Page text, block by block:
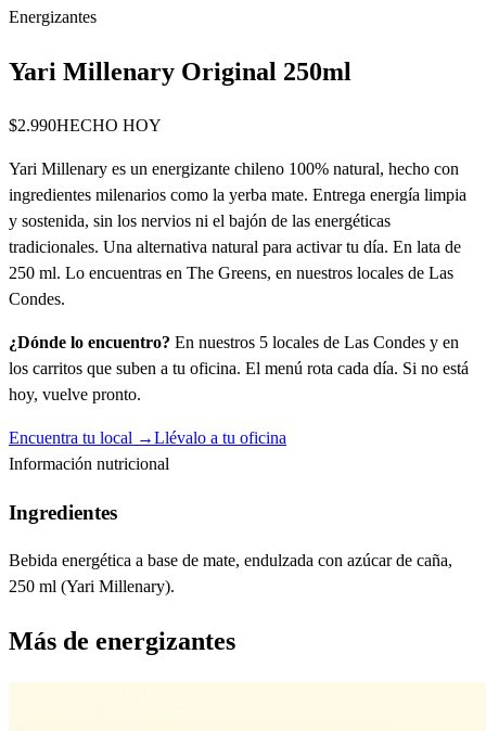
Energizantes
Yari Millenary Original 250ml
$2.990HECHO HOY
Yari Millenary es un energizante chileno 100% natural, hecho con
ingredientes milenarios como la yerba mate. Entrega energía limpia
y sostenida, sin los nervios ni el bajón de las energéticas
tradicionales. Una alternativa natural para activar tu día. En lata de
250 ml. Lo encuentras en The Greens, en nuestros locales de Las
Condes.
¿Dónde lo encuentro? En nuestros 5 locales de Las Condes y en
los carritos que suben a tu oficina. El menú rota cada día. Si no está
hoy, vuelve pronto.
Encuentra tu local →Llévalo a tu oficina
Información nutricional
Ingredientes
Bebida energética a base de mate, endulzada con azúcar de caña,
250 ml (Yari Millenary).
Más de energizantes